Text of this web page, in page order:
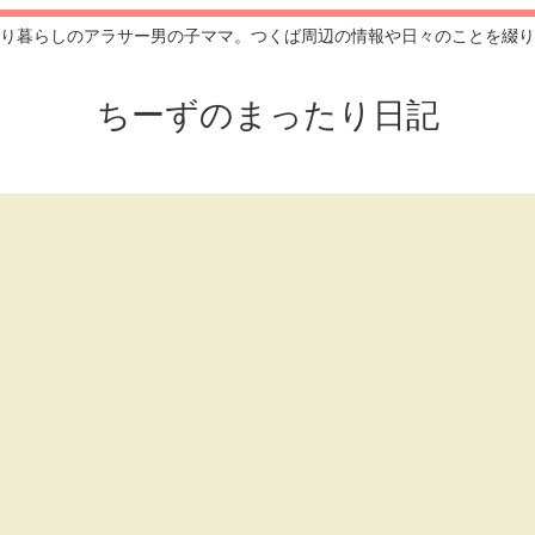
暮らしのアラサー男の子ママ。つくば周辺の情報や日々のことを綴
ちーずのまったり日記